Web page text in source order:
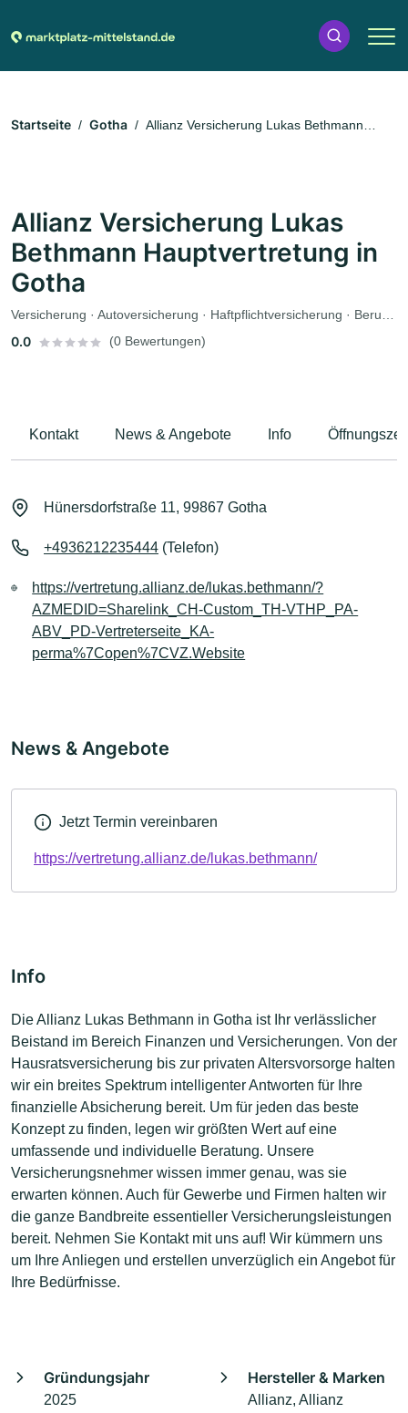
Startseite Gotha
Allianz Versicherung Lukas Bethmann
Allianz Versicherung Lukas
Bethmann Hauptvertretung in
Gotha
Versicherung · Autoversicherung · Haftpflichtversicherung · Berufsunfähigkeitsversicherung · Lebensversicherung · Pflegeversicherung
0.0 (0 Bewertungen)
Kontakt News & Angebote Info
Hünersdorfstraße 11, 99867 Gotha
+4936212235444 (Telefon)
https://vertretung.allianz.de/lukas.bethmann/?
AZMEDID=Sharelink_CH-Custom_TH-VTHP_PA-
ABV_PD-Vertreterseite_KA-
perma%7Copen%7CVZ.Website
News & Angebote
Jetzt Termin vereinbaren
https://vertretung.allianz.de/lukas.bethmann/
Info
Die Allianz Lukas Bethmann in Gotha ist Ihr verlässlicher
Beistand im Bereich Finanzen und Versicherungen. Von der
Hausratsversicherung bis zur privaten Altersvorsorge halten
wir ein breites Spektrum intelligenter Antworten für Ihre
finanzielle Absicherung bereit. Um für jeden das beste
Konzept zu finden, legen wir größten Wert auf eine
umfassende und individuelle Beratung. Unsere
Versicherungsnehmer wissen immer genau, was sie
erwarten können. Auch für Gewerbe und Firmen halten wir
die ganze Bandbreite essentieller Versicherungsleistungen
bereit. Nehmen Sie Kontakt mit uns auf! Wir kümmern uns
um Ihre Anliegen und erstellen unverzüglich ein Angebot für
Ihre Bedürfnisse.
Gründungsjahr
2025
Hersteller & Marken
Allianz, Allianz